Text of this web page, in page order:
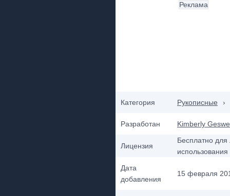
Категория Рукописные ›
Разработан Kimberly
Лицензия
Бесплатно для
использования
Дата
добавления
15 февраля
Реклама